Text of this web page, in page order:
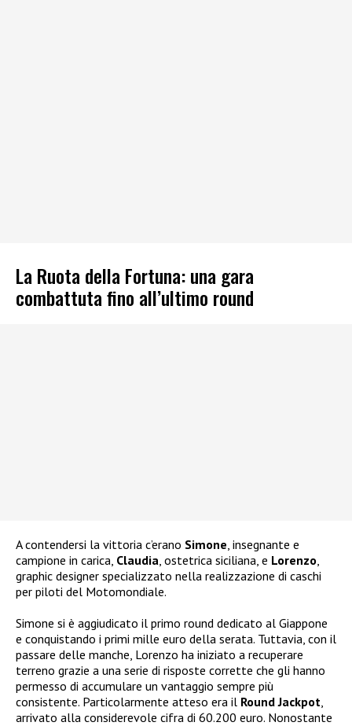
La Ruota della Fortuna: una gara
combattuta fino all’ultimo round
A contendersi la vittoria c’erano Simone , insegnante e
campione in carica, Claudia , ostetrica siciliana, e Lorenzo
graphic designer specializzato nella realizzazione di caschi
per piloti del Motomondiale.
Simone si è aggiudicato il primo round dedicato al Giappone
e conquistando i primi mille euro della serata. Tuttavia, con il
passare delle manche, Lorenzo ha iniziato a recuperare
terreno grazie a una serie di risposte corrette che gli hanno
permesso di accumulare un vantaggio sempre più
consistente. Particolarmente atteso era il Round Jackpot
arrivato alla considerevole cifra di 60.200 euro. Nonostante